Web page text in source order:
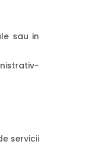
sau in
servicii